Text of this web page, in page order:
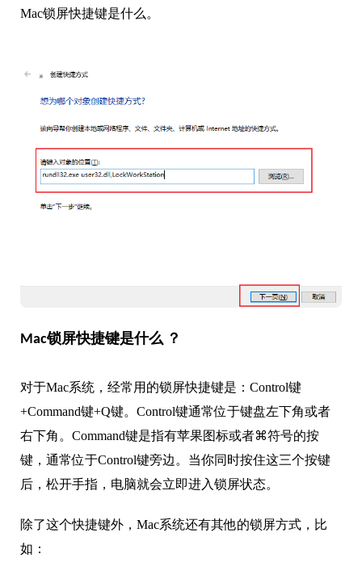
Mac锁屏快捷键是什么。
Mac锁屏快捷键是什么 ？
对于Mac系统，经常用的锁屏快捷键是：Control键
+Command键+Q键。Control键通常位于键盘左下角或者
右下角。Command键是指有苹果图标或者⌘符号的按
键，通常位于Control键旁边。当你同时按住这三个按键
后，松开手指，电脑就会立即进入锁屏状态。
除了这个快捷键外，Mac系统还有其他的锁屏方式，比
如：